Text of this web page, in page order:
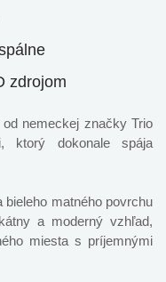
zdrojom
od nemeckej značky Trio
ktorý dokonale spája
bieleho matného povrchu
a moderný vzhľad,
miesta s príjemnými